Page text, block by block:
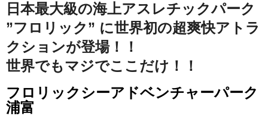
日本最大級の海上アスレチックパーク
”フロリック” に世界初の超爽快アトラ
クションが登場！！
世界でもマジでここだけ！！
フロリックシーアドベンチャーパーク
浦富